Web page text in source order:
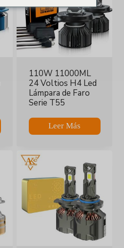
110W 11000ML
24 Voltios H4 Led
Lámpara de Faro
Serie T55
Leer Más